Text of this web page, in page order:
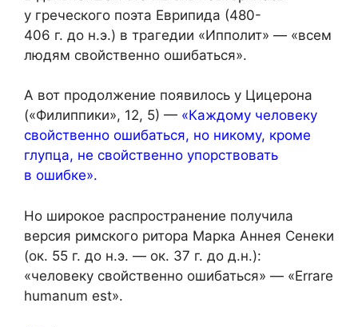
у греческого поэта Еврипида (480-
406 г. до н.э.) в трагедии «Ипполит» — «всем
людям свойственно ошибаться».
А вот продолжение появилось у Цицерона
(«Филиппики», 12, 5) — «Каждому человеку
свойственно ошибаться, но никому, кроме
глупца, не свойственно упорствовать
в ошибке».
Но широкое распространение получила
версия римского ритора Марка Аннея Сенеки
(ок. 55 г. до н.э. — ок. 37 г. до д.н.):
«человеку свойственно ошибаться» — «Errare
humanum est».